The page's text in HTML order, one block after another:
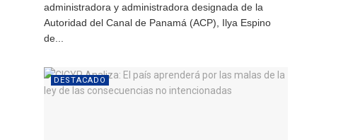
administradora y administradora designada de la
Autoridad del Canal de Panamá (ACP), Ilya Espino
de...
DESTACADO